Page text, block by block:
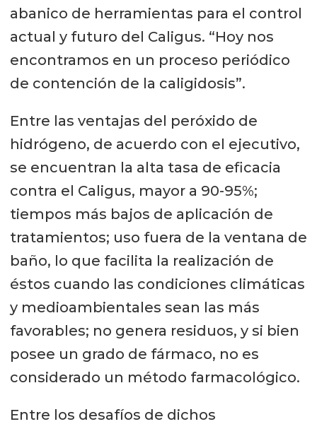
abanico de herramientas para el control
actual y futuro del Caligus. “Hoy nos
encontramos en un proceso periódico
de contención de la caligidosis”.
Entre las ventajas del peróxido de
hidrógeno, de acuerdo con el ejecutivo,
se encuentran la alta tasa de eficacia
contra el Caligus, mayor a 90-95%;
tiempos más bajos de aplicación de
tratamientos; uso fuera de la ventana de
baño, lo que facilita la realización de
éstos cuando las condiciones climáticas
y medioambientales sean las más
favorables; no genera residuos, y si bien
posee un grado de fármaco, no es
considerado un método farmacológico.
Entre los desafíos de dichos